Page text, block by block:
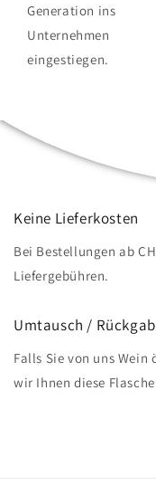
Generation ins
Unternehmen
eingestiegen.
Keine Lieferkosten
Bei Bestellungen ab
Liefergebühren.
Umtausch /
Falls Sie von uns
wir Ihnen diese